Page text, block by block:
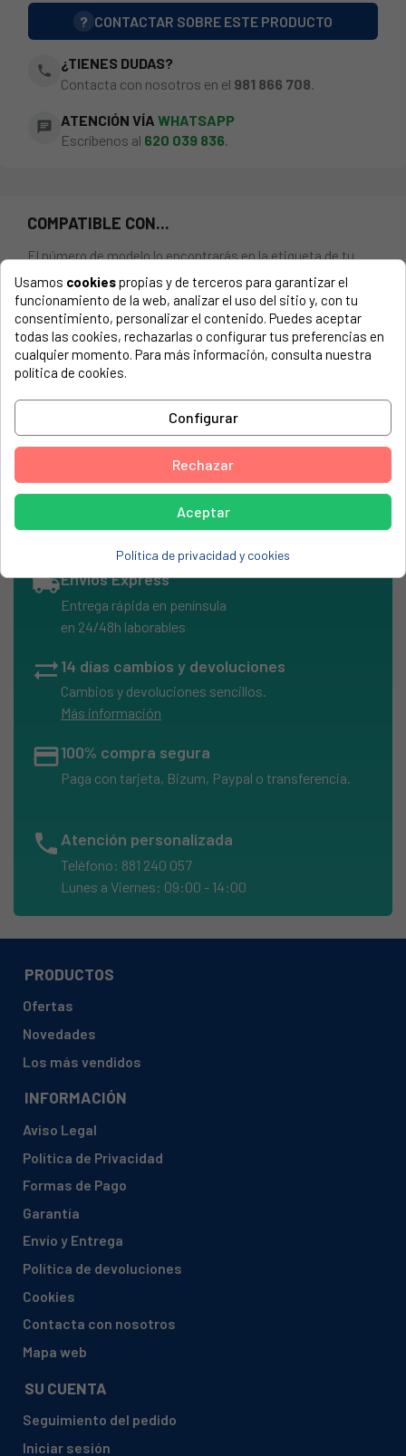
? CONTACTAR SOBRE ESTE PRODUCTO
phone
¿TIENES DUDAS?
Contacta con nosotros en el 981 866 708
chat ATENCIÓN VÍA WHATSAPP
Escríbenos al 620 039 836.
COMPATIBLE CON...
El número de modelo lo encontrarás en la etiqueta de tu
electrodoméstico. Suele estar formado por números y
letras.
Tubo flexible aspirador Rowenta, color gris RS-RT9683
ROWENTA, RO3463-01
ROWENTA, RO173301-4Q0
local_shippingEnvíos Express
Entrega rápida en península
en 24/48h laborables
sync_alt14 días cambios y devoluciones
Cambios y devoluciones sencillos.
Más información
credit_card100% compra segura
Paga con tarjeta, Bizum, Paypal o transferencia.
phone Atención personalizada
Teléfono: 881 240 057
Lunes a Viernes: 09:00 - 14:00
PRODUCTOS
Ofertas
Novedades
Los más vendidos
INFORMACIÓN
Aviso Legal
Política de Privacidad
Formas de Pago
Garantía
Envío y Entrega
Política de devoluciones
Cookies
Contacta con nosotros
Mapa web
SU CUENTA
Seguimiento del pedido
Iniciar sesión
Usamos cookiespropias y de terceros para garantizar el
funcionamiento de la web, analizar el uso del sitio y, con tu
consentimiento, personalizar el contenido. Puedes aceptar
todas las cookies, rechazarlas o configurar tus preferencias en
cualquier momento. Para más información, consulta nuestra
política de cookies.
Configurar
Rechazar
Aceptar
Política de privacidad y cookies